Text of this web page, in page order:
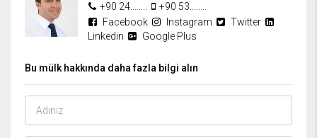
+90 24........
+90 53........
Facebook
Instagram
Twitter
Linkedin
Google Plus
Bu mülk hakkında daha fazla bilgi alın